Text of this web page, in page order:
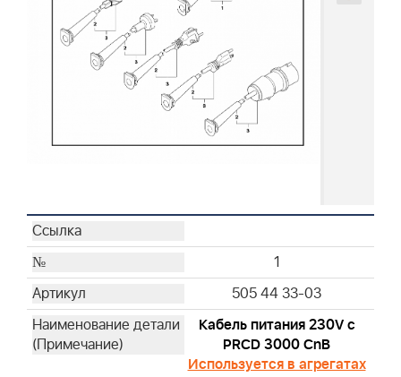
1
505 44 33-03
Кабель питания 230V с
PRCD 3000 CnB
Используется в агрегатах